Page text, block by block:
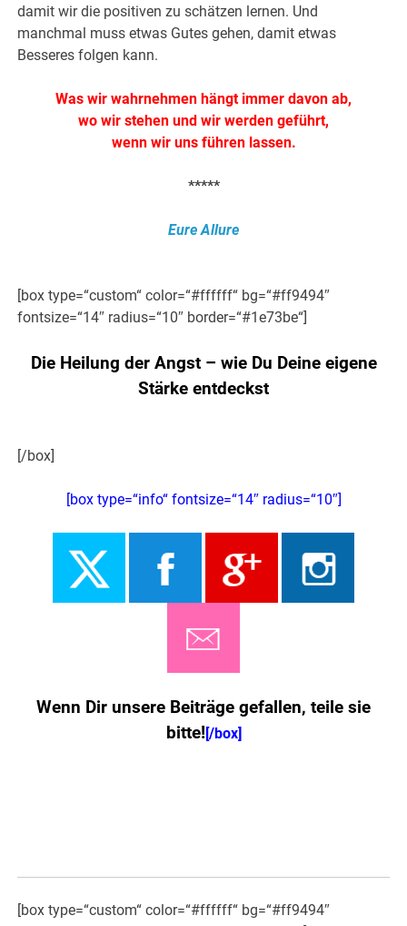
damit wir die positiven zu schätzen lernen. Und
manchmal muss etwas Gutes gehen, damit etwas
Besseres folgen kann.
Was wir wahrnehmen hängt immer davon ab,
wo wir stehen und wir werden geführt,
wenn wir uns führen lassen.
*****
Eure Allure
[box type=“custom“ color=“#ffffff“ bg=“#ff9494″
fontsize=“14″ radius=“10″ border=“#1e73be“]
Die Heilung der Angst – wie Du Deine eigene
Stärke entdeckst
[/box]
[box type=“info“ fontsize=“14″ radius=“10″]
Wenn Dir unsere Beiträge gefallen, teile sie
bitte! [/box]
[box type=“custom“ color=“#ffffff“ bg=“#ff9494″